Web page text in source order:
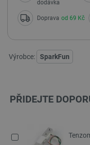
dodávka
Doprava od 69 Kč
Výrobce: SparkFun
PŘIDEJTE